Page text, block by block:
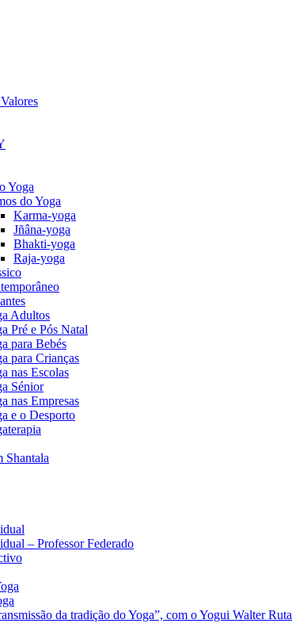
Yoga
do Yoga
Karma-yoga
Jñâna-yoga
Bhakti-yoga
Raja-yoga
Adultos
Pré e Pós Natal
para Bebés
para Crianças
nas Escolas
Sénior
nas Empresas
e o Desporto
Shantala
– Professor Federado
da tradição do Yoga”, com o Yogui Walter Ruta